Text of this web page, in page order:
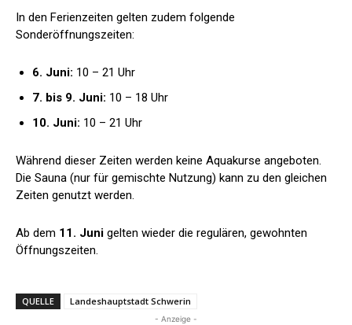
In den Ferienzeiten gelten zudem folgende
Sonderöffnungszeiten:
6. Juni: 10 – 21 Uhr
7. bis 9. Juni: 10 – 18 Uhr
10. Juni: 10 – 21 Uhr
Während dieser Zeiten werden keine Aquakurse angeboten.
Die Sauna (nur für gemischte Nutzung) kann zu den gleichen
Zeiten genutzt werden.
Ab dem 11. Juni gelten wieder die regulären, gewohnten
Öffnungszeiten.
QUELLE Landeshauptstadt Schwerin
- Anzeige -